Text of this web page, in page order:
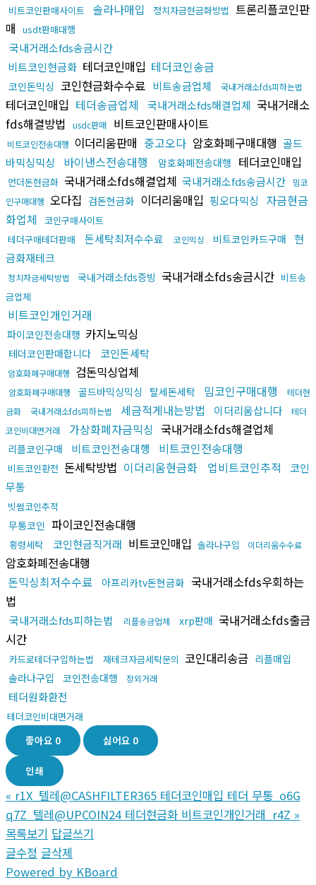
비트코인판매사이트 솔라나매입 정치자금현금화방법 트론리플코인판
매 usdt판매대행
국내거래소fds송금시간
비트코인현금화 테더코인매입 테더코인송금
코인돈믹싱 코인현금화수수료 비트송금업체 국내거래소fds피하는법
테더코인매입 테더송금업체 국내거래소fds해결업체 국내거래소
fds해결방법
usdc판매 비트코인판매사이트
비트코인전송대행 이더리움판매 중고오다 암호화폐구매대행 골드
바믹싱믹싱
바이낸스전송대행 암호화폐전송대행 테더코인매입
언더돈현금화 국내거래소fds해결업체 국내거래소fds송금시간
밈코
인구매대행 오다집 검돈현금화 이더리움매입 핑오다믹싱
자금현금
화업체
코인구매사이트
테더구매테더판매
돈세탁최저수수료 코인믹싱 비트코인카드구매 현
금화재테크
정치자금세탁방법 국내거래소fds증빙 국내거래소fds송금시간 비트송
금업체
비트코인개인거래
파이코인전송대행 카지노믹싱
테더코인판매합니다 코인돈세탁
암호화폐구매대행 검돈믹싱업체
암호화폐구매대행 골드바믹싱믹싱 탈세돈세탁 밈코인구매대행
테더현
금화
국내거래소fds피하는법 세금적게내는방법 이더리움삽니다
테더
코인비대면거래
가상화폐자금믹싱 국내거래소fds해결업체
리플코인구매 비트코인전송대행 비트코인전송대행
비트코인환전 돈세탁방법 이더리움현금화 업비트코인추적
코인
무통
빗썸코인추적
무통코인 파이코인전송대행
횡령세탁 코인현금직거래 비트코인매입 솔라나구입 이더리움수수료
암호화폐전송대행
돈믹싱최저수수료
아프리카tv돈현금화 국내거래소fds우회하는
법
국내거래소fds피하는법 리플송금업체 xrp판매 국내거래소fds출금
시간
카드로테더구입하는법 재테크자금세탁문의 코인대리송금 리플매입
솔라나구입
코인전송대행 장외거래
테더원화환전
테더코인비대면거래
좋아요 0 싫어요 0
인쇄
« r1X_텔레@CASHFILTER365 테더코인매입 테더 무통_o6G
q7Z_텔레@UPCOIN24 테더현금화 비트코인개인거래_r4Z »
목록보기 답글쓰기
글수정 글삭제
Powered by KBoard